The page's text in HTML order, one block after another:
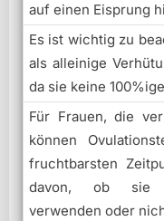
auf einen Eisprung
Es ist wichtig zu
als alleinige
da sie keine
Für Frauen, die
können
fruchtbarsten
davon, ob sie
verwenden oder